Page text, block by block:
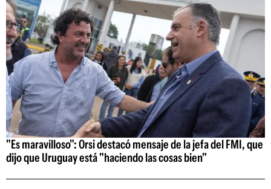
"Es maravilloso": Orsi destacó mensaje de la jefa del FMI, que
dijo que Uruguay está "haciendo las cosas bien"